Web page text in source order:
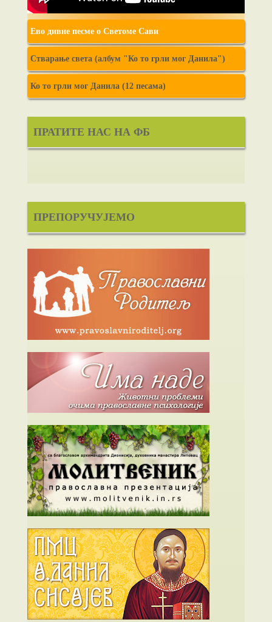
Ево дивне песме о Светоме Сави
Стварање света (албум "Ко то грли мог Данила")
Ко то грли мог Данила (12 песама)
ПРАТИТЕ НАС НА ФБ
ПРЕПОРУЧУЈЕМО